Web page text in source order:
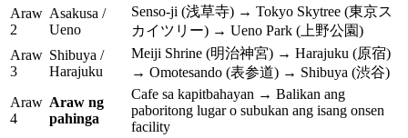
Araw
2
Asakusa /
Ueno
Senso-ji (浅草寺) → Tokyo Skytree (東京ス
カイツリー) → Ueno Park (上野公園)
Araw
3
Shibuya /
Harajuku
Meiji Shrine (明治神宮) → Harajuku (原宿)
→ Omotesando (表参道) → Shibuya (渋谷)
Araw
4
Araw ng
pahinga
Cafe sa kapitbahayan → Balikan ang
paboritong lugar o subukan ang isang onsen
facility